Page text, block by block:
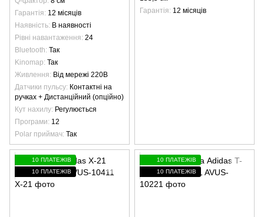
Гарантія 12 місяців
Наявність В наявності
Рівні навантаження 24
Bluetooth Так
Kinomap Так
Живлення
Від мережі 220В
Датчики пульсу Контактні на
ручках + Дистанційний (опційно)
Кут нахилу Регулюється
Програми 12
Polar приймач Так
Гарантія 12 місяців
10 ПЛАТЕЖІВ
10 ПЛАТЕЖІВ
10 ПЛАТЕЖІВ
10 ПЛАТЕЖІВ